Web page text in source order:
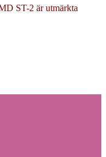
ST-2 är utmärkta